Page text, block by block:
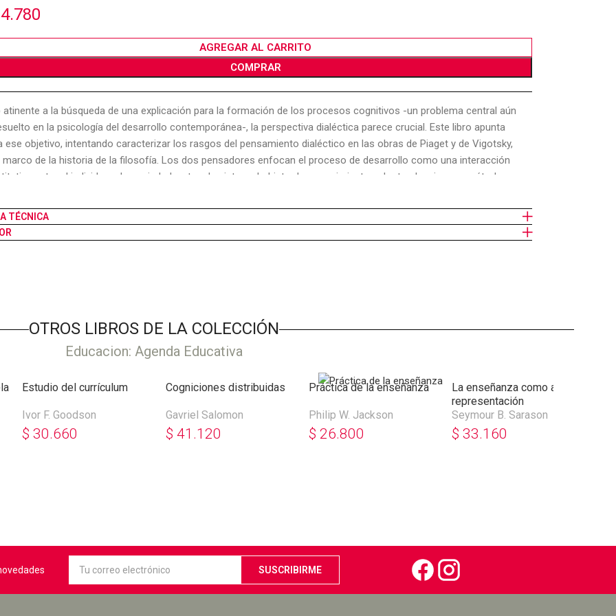
AGREGAR AL CARRITO
COMPRAR
atinente a la búsqueda de una explicación para la formación de los procesos cognitivos -un problema central aún
en la psicología del desarrollo contemporánea-, la perspectiva dialéctica parece crucial. Este libro apunta
ese objetivo, intentando caracterizar los rasgos del pensamiento dialéctico en las obras de Piaget y de Vigotsky,
marco de la historia de la filosofía. Los dos pensadores enfocan el proceso de desarrollo como una interacción
entre el individuo y la sociedad, entre el sujeto y el objeto de conocimiento, adoptando, si no un método
de investigación, una perspectiva metodológica dialéctica para examinar la complejidad del desarrollo, así
para elaborar la epistemología genética, por un lado, y la psicología de los procesos psíquicos superiores, por el
articulaciones dinámicas aquí esbozadas adquieren particular significación en la actual coyuntura del
contemporáneo, donde predomina un fuerte escepticismo respecto de la sustentabilidad de cualquier
TÉCNICA
OTROS LIBROS DE LA COLECCIÓN
Educacion: Agenda Educativa
Estudio del currículum
Ivor F. Goodson
$ 30.660
Cogniciones distribuidas
Gavriel Salomon
$ 41.120
Práctica de la enseñanza
Philip W. Jackson
$ 26.800
La enseñanza como arte de
representación
Seymour B. Sarason
$ 33.160